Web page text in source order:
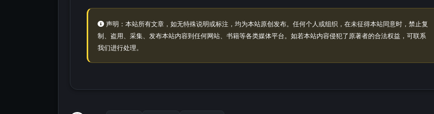
声明：本站所有文章，如无特殊说明或标注，均为本站原创发布。任何个人或组织，在未征得本站同意时，禁止复
制、盗用、采集、发布本站内容到任何网站、书籍等各类媒体平台。如若本站内容侵犯了原著者的合法权益，可联系
我们进行处理。